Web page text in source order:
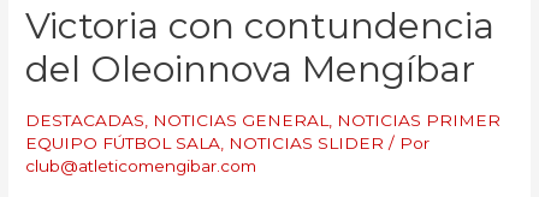
Victoria con contundencia
del Oleoinnova Mengíbar
DESTACADAS NOTICIAS GENERAL
NOTICIAS PRIMER
EQUIPO FÚTBOL SALA
NOTICIAS SLIDER / Por
club@atleticomengibar.com